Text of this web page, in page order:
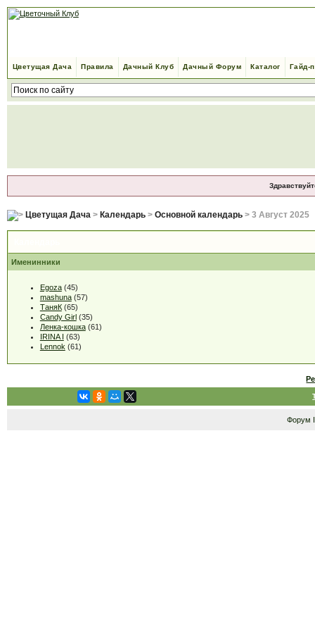
Цветущая Дача Правила Дачный Клуб Дачный Форум Каталог Гайд-
Цветущая Дача> Календарь> Основной календарь> 3 Август 2025
Именинники
Egoza(45)
mashuna(57)
ТаняК(65)
Candy Girl(35)
Ленка-кошка(61)
IRINA I (63)
Lennok (61)
Форум